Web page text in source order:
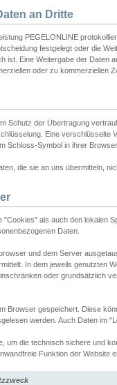
an Dritte
PEGELONLINE
festgelegt oder die
ist. Eine Weitergabe der Daten
oder zu kommerziellen
Schutz der Übertragung
Eine verschlüsselte
Schloss-Symbol in ihrer
die sie an uns übermitteln,
als auch den lokalen
Daten.
und dem Server
In dem jeweils genutzten
oder grundsätzlich
Browser gespeichert. Diese
werden. Auch Daten im
um die technisch sichere und
Funktion der Website